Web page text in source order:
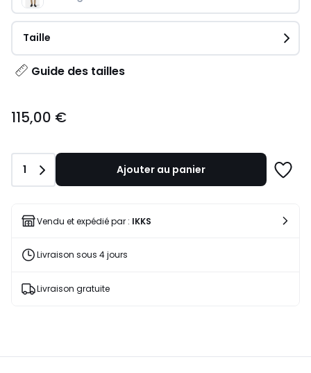
Taille
Guide des tailles
€.
115,00 €
Quantité
1 Ajouter au panier
liste
Vendu et expédié par : IKKS
Livraison sous 4 jours
Livraison gratuite